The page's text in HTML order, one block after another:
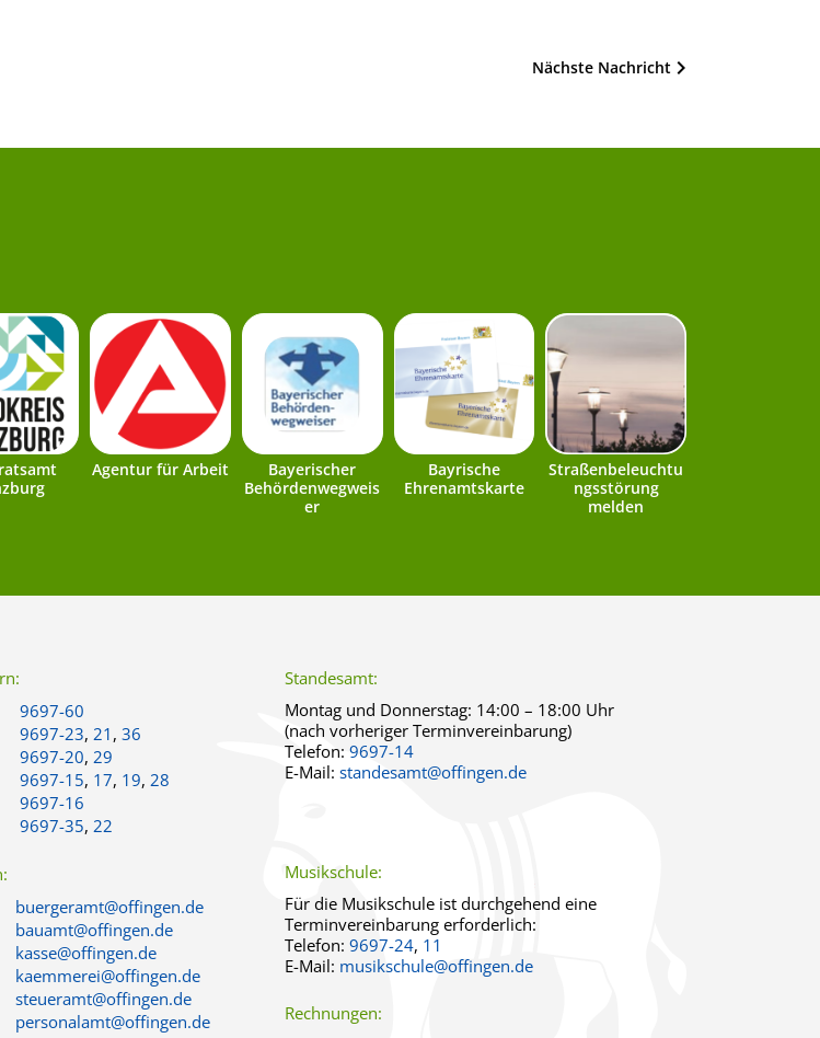
Nächste Nachricht
Agentur für Arbeit
Bayerischer
Behördenwegweis
er
Bayrische
Ehrenamtskarte
Straßenbeleuchtu
ngsstörung
melden
9697-60
9697-23, 21 , 36
9697-20, 29
9697-15, 17, 19, 28
9697-16
9697-35, 22
buergeramt@offingen.de
bauamt@offingen.de
kasse@offingen.de
kaemmerei@offingen.de
steueramt@offingen.de
personalamt@offingen.de
Standesamt:
Montag und Donnerstag: 14:00 – 18:00 Uhr
(nach vorheriger Terminvereinbarung)
Telefon:9697-14
E-Mail:standesamt@offingen.de
Musikschule:
Für die Musikschule ist durchgehend eine
Terminvereinbarung erforderlich:
Telefon:9697-24, 11
E-Mail: musikschule@offingen.de
Rechnungen: